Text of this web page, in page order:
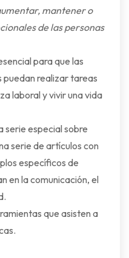
mantener o
de las personas
para que las
puedan realizar tareas
laboral y vivir una vida
serie especial sobre
serie de artículos con
específicos de
en la comunicación, el
que asisten a